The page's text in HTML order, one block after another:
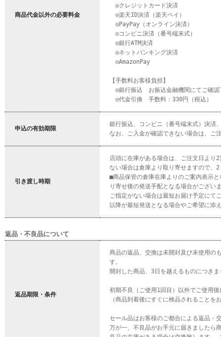
商品代金以外の必要料金
◎クレジットカード決済
◎楽天ID決済（楽天ペイ）
◎PayPay（オンライン決済）
◎コンビニ決済（番号端末式）
◎銀行ATM決済
◎ネットバンキング決済
◎AmazonPay
【手数料お客様負担】
◎銀行振込 お振込金融機関にてご確認
◎代金引換 手数料：330円（税込）
申込の有効期限
銀行振込、コンビニ（番号端末式）決済
なお、ご入金が確認できない場合は、ご
引き渡し時期
店頭に在庫がある場合は、ご注文日より
ない場合は倉庫より取り寄せますので、
■商品保管の倉庫在庫よりのご案内表示
り寄せ後の発送手配となる場合がござい
ご指定がない場合は最短お届け予定にて
以降が最短発送となる場合やご希望に添
返品・不良品について
返品期限・条件
商品の返品、交換は未開封及び未使用の
す。
開封した商品、3日を越えるものにつき
初期不良（ご使用1回目）以外でご使用
（商品到着後にすぐに検品されることを
セール品はお客様のご都合による返品・
万が一、不良品がお手元に届きましたら